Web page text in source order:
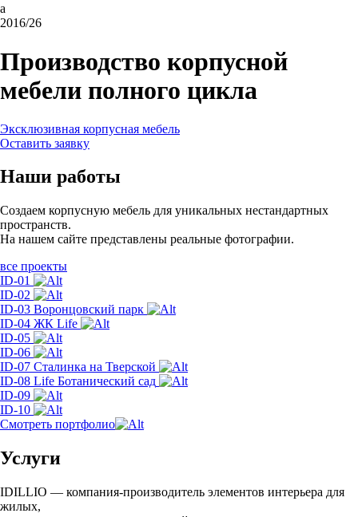
a
2016/26
Производство корпусной
мебели полного цикла
Эксклюзивная корпусная мебель
Оставить заявку
Наши работы
Создаем корпусную мебель для уникальных нестандартных
пространств.
На нашем сайте представлены реальные фотографии.
все проекты
ID-01
ID-02
ID-03 Воронцовский парк
ID-04 ЖК Life
ID-05
ID-06
ID-07 Cталинка на Тверской
ID-08 Life Ботанический сад
ID-09
ID-10
Смотреть портфолио
Услуги
IDILLIO — компания-производитель элементов интерьера для
жилых,